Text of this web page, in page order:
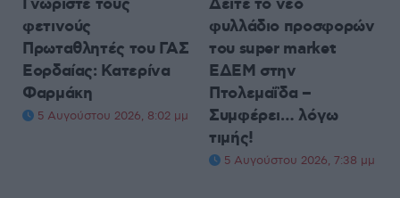
Γνωρίστε τους
φετινούς
Πρωταθλητές του ΓΑΣ
Εορδαίας: Κατερίνα
Φαρμάκη
5 Αυγούστου 2026, 8:02 μμ
Δείτε το νέο
φυλλάδιο προσφορών
του super market
ΕΔΕΜ στην
Πτολεμαΐδα –
Συμφέρει… λόγω
τιμής!
5 Αυγούστου 2026, 7:38 μμ